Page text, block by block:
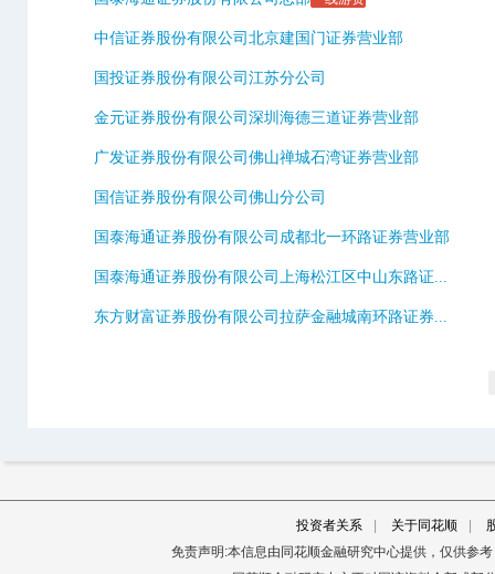
中信证券股份有限公司北京建国门证券营业部
国投证券股份有限公司江苏分公司
金元证券股份有限公司深圳海德三道证券营业部
广发证券股份有限公司佛山禅城石湾证券营业部
国信证券股份有限公司佛山分公司
国泰海通证券股份有限公司成都北一环路证券营业部
国泰海通证券股份有限公司上海松江区中山东路证...
东方财富证券股份有限公司拉萨金融城南环路证券...
投资者关系 关于同花顺
免责声明:本信息由同花顺金融研究中心提供，仅供参